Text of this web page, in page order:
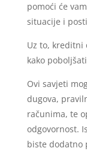
pomoći će
situacije i
Uz to, kreditni
kako
Ovi savjeti
dugova,
računima, te
odgovornost.
biste dodatno